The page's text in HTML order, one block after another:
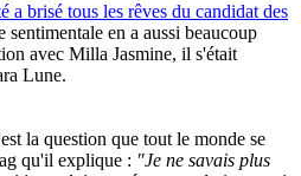
a brisé tous les rêves du candidat des
sentimentale en a aussi beaucoup
avec Milla Jasmine, il s'était
Lune.
la question que tout le monde se
qu'il explique : "Je ne savais plus